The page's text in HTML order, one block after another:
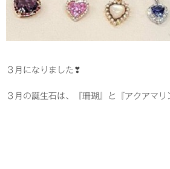
３月になりました❣
３月の誕生石は、『珊瑚』と『アクアマリ